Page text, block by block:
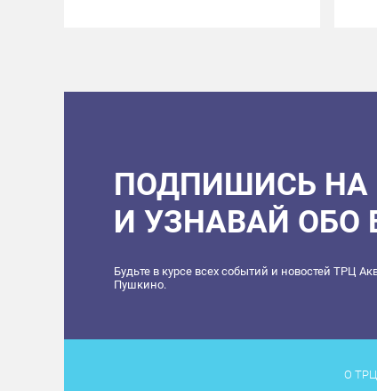
ПОДПИШИСЬ
И УЗНАВАЙ
Будьте в курсе всех событий и новостей ТРЦ
Пушкино.
О ТРЦ